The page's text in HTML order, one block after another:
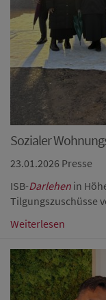
Sozialer
23.01.2026 Presse
ISB-Darlehen in
Tilgungszuschüsse
Weiterlesen